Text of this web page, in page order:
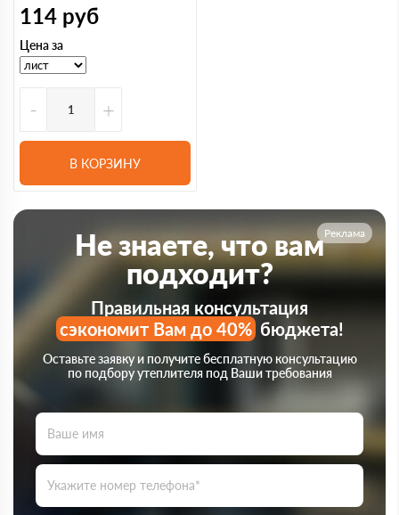
114 руб
Цена за
- +
В КОРЗИНУ
Реклама
Не знаете, что вам
подходит?
Правильная консультация
сэкономит Вам до 40%бюджета!
Оставьте заявку и получите бесплатную консультацию
по подбору утеплителя под Ваши требования